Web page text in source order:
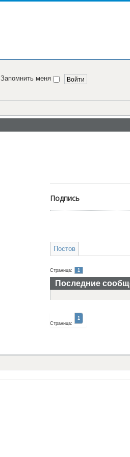
Запомнить меня
Подпись
Постов
Страница: 1
Последние
Страница:
1